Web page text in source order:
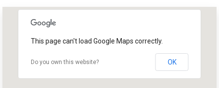
This page can't load Google Maps correctly.
Do you own this website? OK